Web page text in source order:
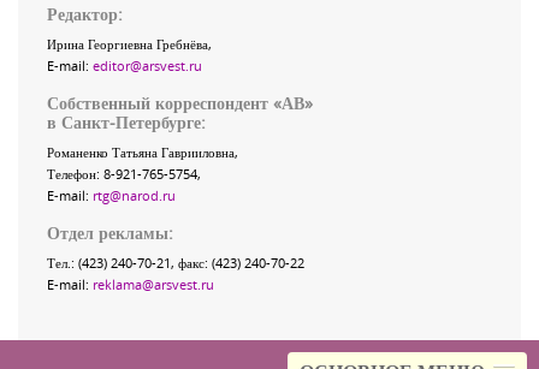
Редактор:
Ирина Георгиевна Гребнёва,
E-mail: editor@arsvest.ru
Собственный корреспондент «АВ»
в Санкт-Петербурге:
Романенко Татьяна Гаврииловна,
Телефон: 8-921-765-5754,
E-mail: rtg@narod.ru
Отдел рекламы:
Тел.: (423) 240-70-21, факс: (423) 240-70-22
E-mail: reklama@arsvest.ru